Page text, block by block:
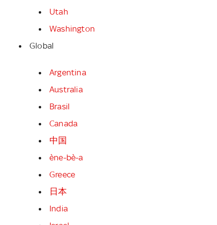
Utah
Washington
Global
Argentina
Australia
Brasil
Canada
中国
ène-bè-a
Greece
日本
India